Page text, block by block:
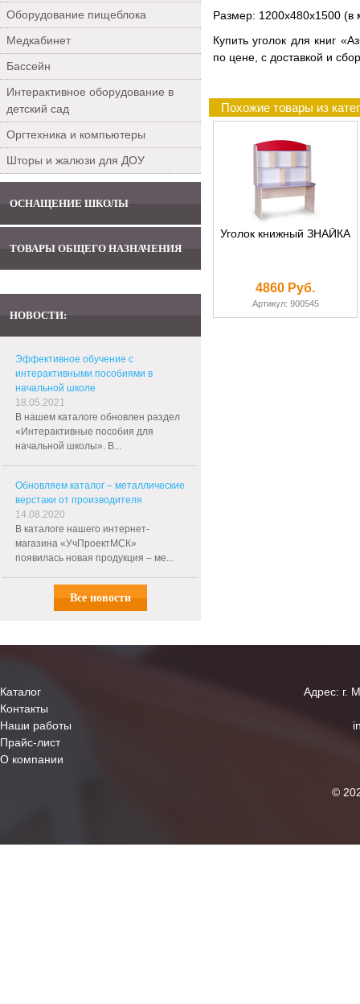
Оборудование пищеблока
Медкабинет
Бассейн
Интерактивное оборудование в
детский сад
Оргтехника и компьютеры
Шторы и жалюзи для ДОУ
ОСНАЩЕНИЕ ШКОЛЫ
ТОВАРЫ ОБЩЕГО НАЗНАЧЕНИЯ
НОВОСТИ:
Эффективное обучение с
интерактивными пособиями в
начальной школе
18.05.2021
В нашем каталоге обновлен раздел
«Интерактивные пособия для
начальной школы». В...
Обновляем каталог – металлические
верстаки от производителя
14.08.2020
В каталоге нашего интернет-
магазина «УчПроектМСК»
появилась новая продукция – ме...
Все новости
Размер: 1200х480х1500 (в
Купить уголок для книг
по цене, с доставкой и
Похожие товары из
Уголок книжный ЗНАЙКА
4860 Руб.
Артикул: 900545
Каталог
Контакты
Наши работы
Прайс-лист
О компании
Адрес: г.
©